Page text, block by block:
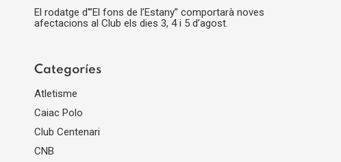
El rodatge d'”El fons de l’Estany” comportarà noves
afectacions al Club els dies 3, 4 i 5 d’agost.
Categoríes
Atletisme
Caiac Polo
Club Centenari
CNB